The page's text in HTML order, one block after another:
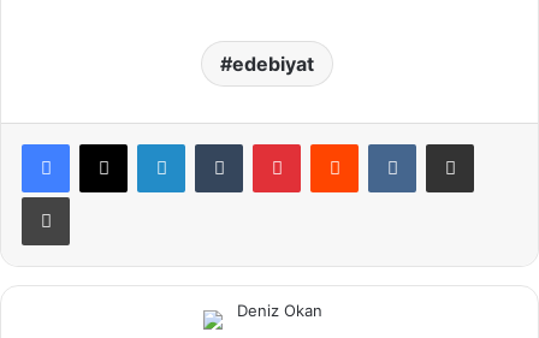
edebiyat
LinkedInTumblr PinterestReddit VKontakteE-Posta ile paylaş
Yazdır